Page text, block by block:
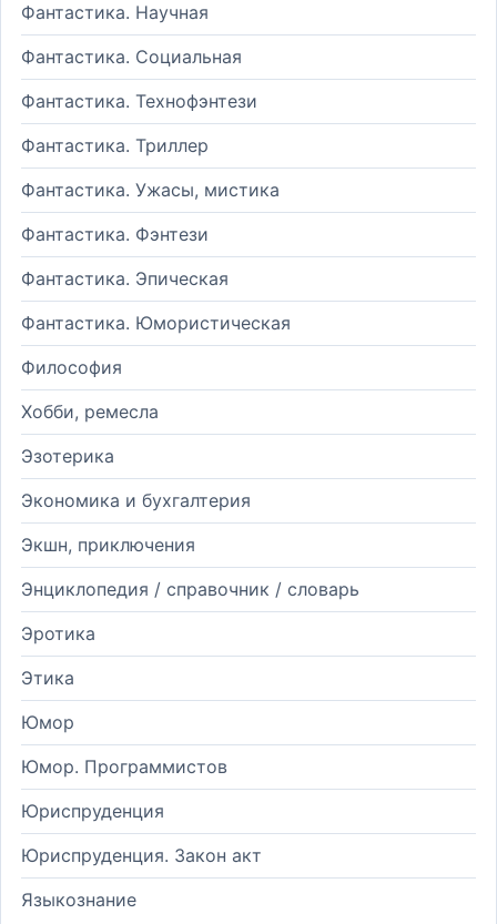
Фантастика. Научная
Фантастика. Социальная
Фантастика. Технофэнтези
Фантастика. Триллер
Фантастика. Ужасы, мистика
Фантастика. Фэнтези
Фантастика. Эпическая
Фантастика. Юмористическая
Философия
Хобби, ремесла
Эзотерика
Экономика и бухгалтерия
Экшн, приключения
Энциклопедия / справочник / словарь
Эротика
Этика
Юмор
Юмор. Программистов
Юриспруденция
Юриспруденция. Закон акт
Языкознание